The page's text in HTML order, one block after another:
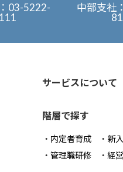
03-5222-
中部支社：
サービスについて
階層で探す
内定者育成 新
管理職研修
経